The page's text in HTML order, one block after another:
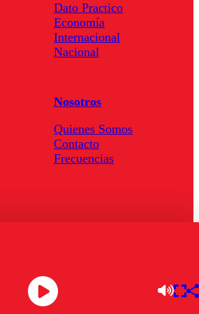
Dato Practico
Economía
Internacional
Nacional
Nosotros
Quienes Somos
Contacto
Frecuencias